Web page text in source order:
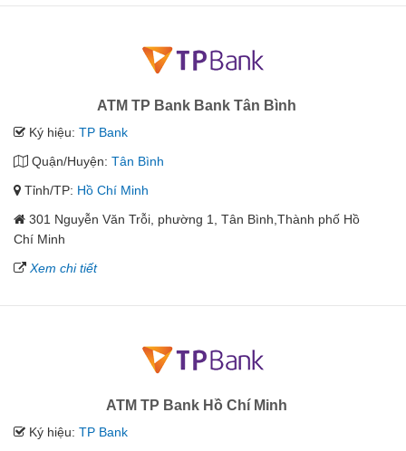
ATM TP Bank Bank Tân Bình
Ký hiệu: TP Bank
Quận/Huyện: Tân Bình
Tỉnh/TP: Hồ Chí Minh
301 Nguyễn Văn Trỗi, phường 1, Tân Bình,Thành phố Hồ
Chí Minh
Xem chi tiết
ATM TP Bank Hồ Chí Minh
Ký hiệu: TP Bank